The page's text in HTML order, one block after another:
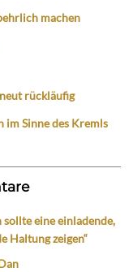
machen
rückläufig
im Sinne des Kremls
sollte eine einladende,
Haltung zeigen“